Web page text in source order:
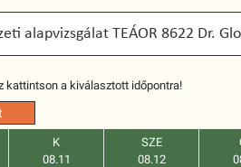
kattintson a kiválasztott időpontra!
K
08.11
SZE
08.12